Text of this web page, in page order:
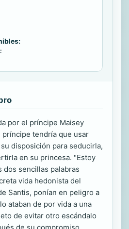
por el príncipe Maisey
príncipe tendría que usar
disposición para seducirla,
en su princesa. "Estoy
dos sencillas palabras
vida hedonista del
Santis, ponían en peligro a
ataban de por vida a una
de evitar otro escándalo